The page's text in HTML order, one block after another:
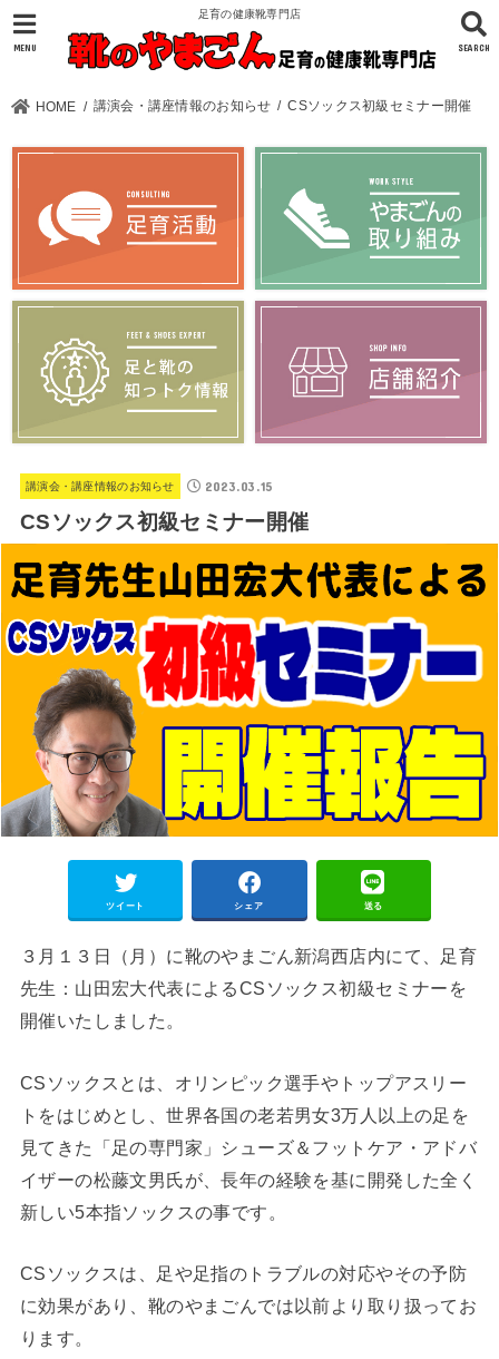
足育の健康靴専門店
SEARCH
MENU
HOME 講演会・講座情報のお知らせ CSソックス初級セミナー開催
講演会・講座情報のお知らせ 2023.03.15
CSソックス初級セミナー開催
ツイート シェア 送る
３月１３日（月）に靴のやまごん新潟西店内にて、足育
先生：山田宏大代表によるCSソックス初級セミナーを
開催いたしました。
CSソックスとは、オリンピック選手やトップアスリー
トをはじめとし、世界各国の老若男女3万人以上の足を
見てきた「足の専門家」シューズ＆フットケア・アドバ
イザーの松藤文男氏が、長年の経験を基に開発した全く
新しい5本指ソックスの事です。
CSソックスは、足や足指のトラブルの対応やその予防
に効果があり、靴のやまごんでは以前より取り扱ってお
ります。